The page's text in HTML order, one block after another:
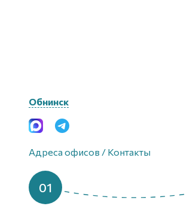
Обнинск
Адреса офисов / Контакты
01